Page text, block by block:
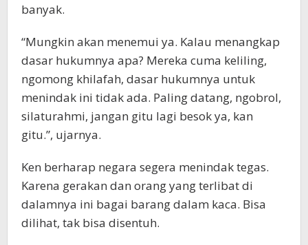
banyak.
“Mungkin akan menemui ya. Kalau menangkap
dasar hukumnya apa? Mereka cuma keliling,
ngomong khilafah, dasar hukumnya untuk
menindak ini tidak ada. Paling datang, ngobrol,
silaturahmi, jangan gitu lagi besok ya, kan
gitu.”, ujarnya.
Ken berharap negara segera menindak tegas.
Karena gerakan dan orang yang terlibat di
dalamnya ini bagai barang dalam kaca. Bisa
dilihat, tak bisa disentuh.